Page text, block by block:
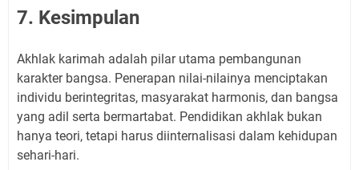
7. Kesimpulan
Akhlak karimah adalah pilar utama pembangunan
karakter bangsa. Penerapan nilai-nilainya menciptakan
individu berintegritas, masyarakat harmonis, dan bangsa
yang adil serta bermartabat. Pendidikan akhlak bukan
hanya teori, tetapi harus diinternalisasi dalam kehidupan
sehari-hari.